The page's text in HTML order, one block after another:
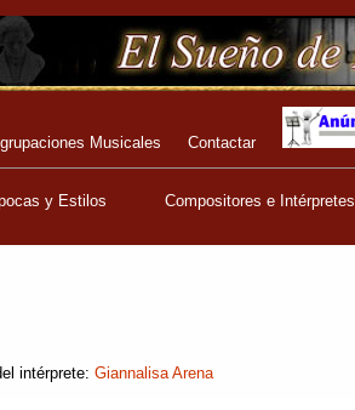
Musicales Contactar
y Estilos Compositores e Intérpretes
intérprete: Giannalisa Arena